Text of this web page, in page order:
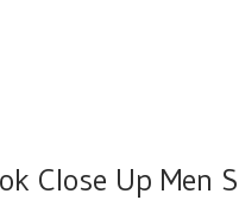
Close Up Men